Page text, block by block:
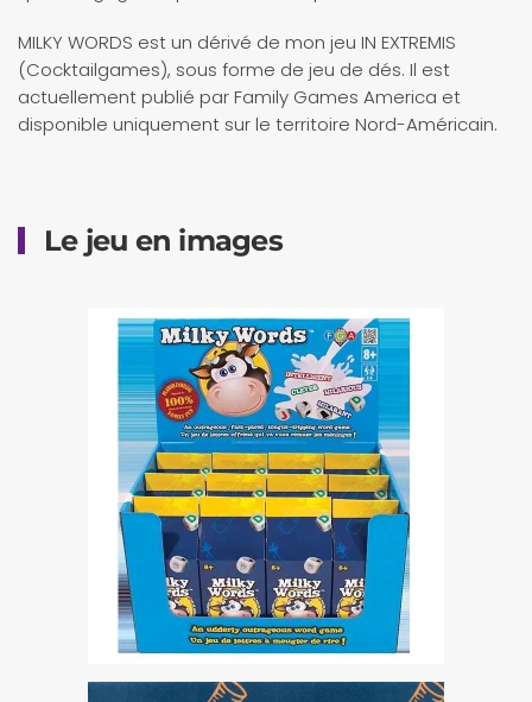
MILKY WORDS est un dérivé de mon jeu IN EXTREMIS
(Cocktailgames), sous forme de jeu de dés. Il est
actuellement publié par Family Games America et
disponible uniquement sur le territoire Nord-Américain.
Le jeu en images